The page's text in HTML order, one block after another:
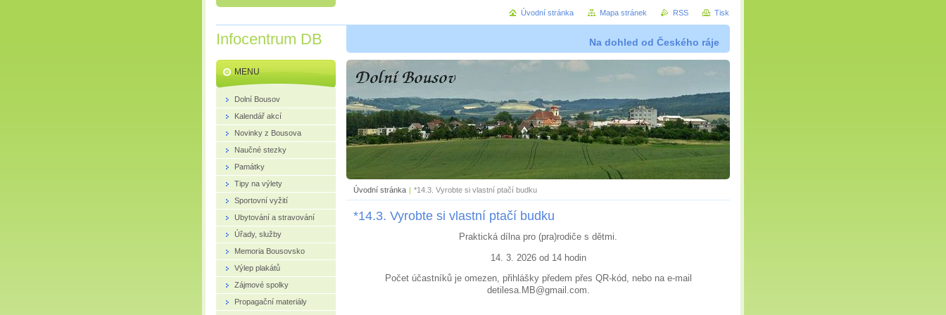
Infocentrum DB Na dohled od Českého ráje
Úvodní stránka | *14.3. Vyrobte si vlastní ptačí budku
*14.3. Vyrobte si vlastní ptačí budku
Praktická dílna pro (pra)rodiče s dětmi.
14. 3. 2026 od 14 hodin
Počet účastníků je omezen, přihlášky předem přes QR-kód, nebo na e-mail
detilesa.MB@gmail.com.
MENU
Dolní Bousov
Kalendář akcí
Novinky z Bousova
Naučné stezky
Památky
Tipy na výlety
Sportovní vyžití
Ubytování a stravování
Úřady, služby
Memoria Bousovsko
Výlep plakátů
Zájmové spolky
Propagační materiály
Úvodní stránka Mapa stránek RSS Tisk